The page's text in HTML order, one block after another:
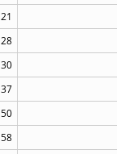
21
28
30
37
50
58